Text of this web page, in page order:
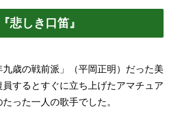
悲しき口笛』
歳の戦前派」（平岡正明）だった美
するとすぐに立ち上げたアマチュア
った一人の歌手でした。